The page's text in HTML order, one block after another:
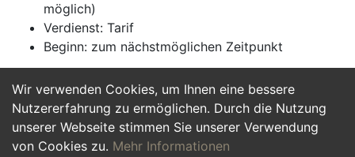
Wir verwenden Cookies, um Ihnen eine bessere
Nutzererfahrung zu ermöglichen. Durch die Nutzung
unserer Webseite stimmen Sie unserer Verwendung
von Cookies zu. Mehr Informationen
möglich)
Verdienst: Tarif
Beginn: zum nächstmöglichen Zeitpunkt
Jetzt Bewerben